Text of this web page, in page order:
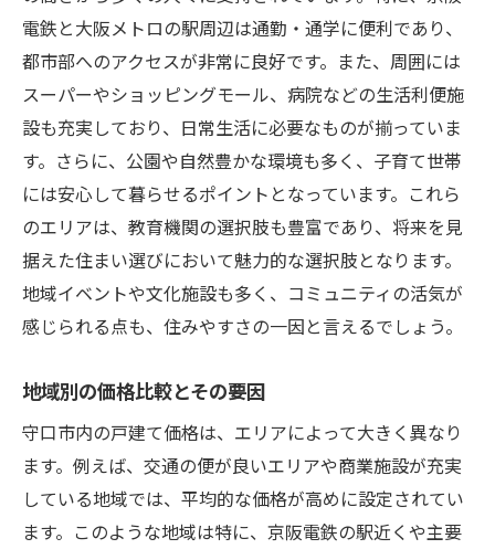
電鉄と大阪メトロの駅周辺は通勤・通学に便利であり、
都市部へのアクセスが非常に良好です。また、周囲には
スーパーやショッピングモール、病院などの生活利便施
設も充実しており、日常生活に必要なものが揃っていま
す。さらに、公園や自然豊かな環境も多く、子育て世帯
には安心して暮らせるポイントとなっています。これら
のエリアは、教育機関の選択肢も豊富であり、将来を見
据えた住まい選びにおいて魅力的な選択肢となります。
地域イベントや文化施設も多く、コミュニティの活気が
感じられる点も、住みやすさの一因と言えるでしょう。
地域別の価格比較とその要因
守口市内の戸建て価格は、エリアによって大きく異なり
ます。例えば、交通の便が良いエリアや商業施設が充実
している地域では、平均的な価格が高めに設定されてい
ます。このような地域は特に、京阪電鉄の駅近くや主要